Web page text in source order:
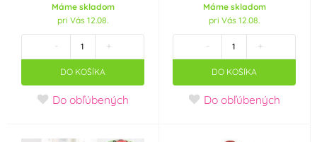
Máme skladom
pri Vás 12.08.
- +
DO KOŠÍKA
Do obľúbených
Máme skladom
pri Vás 12.08.
- +
DO KOŠÍKA
Do obľúbených